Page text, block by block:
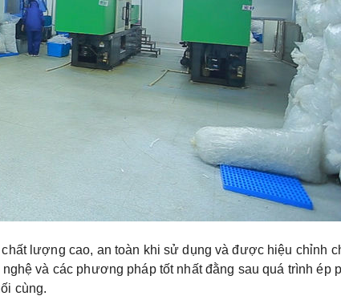
lượng cao, an toàn khi sử dụng và được hiệu chỉnh
và các phương pháp tốt nhất đằng sau quá trình ép
cùng.